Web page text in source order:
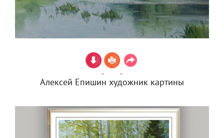
Алексей Епишин художник картины